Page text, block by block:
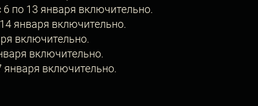
6 по 13 января включительно.
января включительно.
включительно.
включительно.
января включительно.